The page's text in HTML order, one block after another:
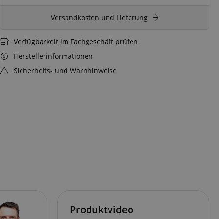
Versandkosten und Lieferung
Verfügbarkeit im Fachgeschäft prüfen
Herstellerinformationen
Sicherheits- und Warnhinweise
Produktvideo